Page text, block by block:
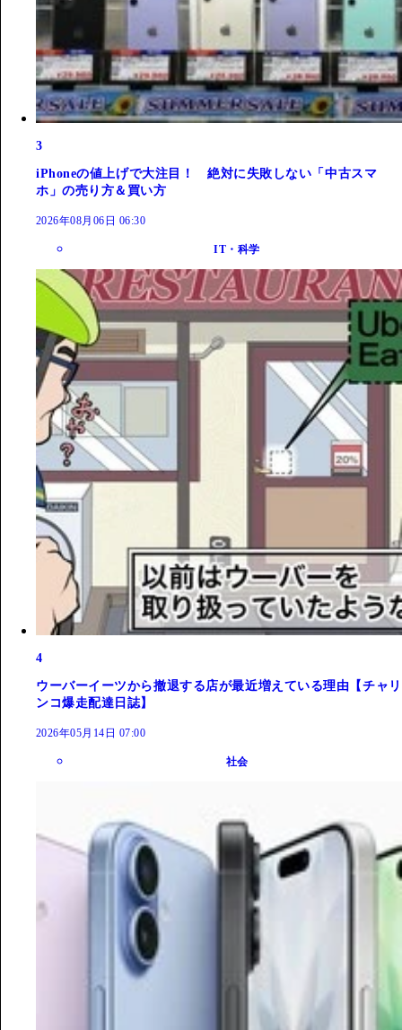
3
iPhoneの値上げで大注目！ 絶対に失敗しない「中古スマ
ホ」の売り方＆買い方
2026年08月06日 06:30
IT・科学
4
ウーバーイーツから撤退する店が最近増えている理由【チャリ
ンコ爆走配達日誌】
2026年05月14日 07:00
社会